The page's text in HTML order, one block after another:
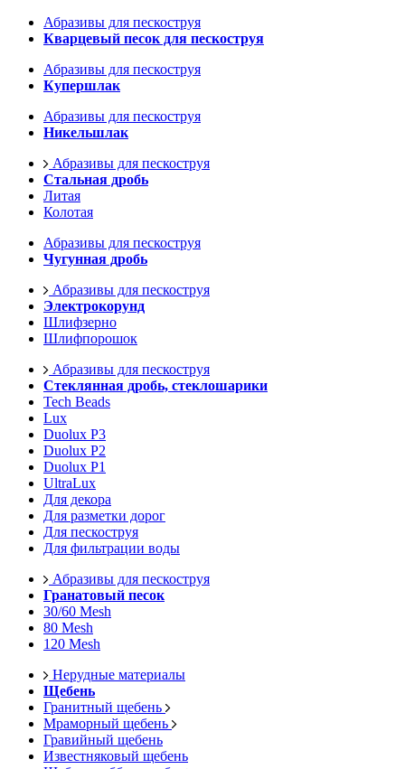
Абразивы для пескоструя
Кварцевый песок для пескоструя
Абразивы для пескоструя
Купершлак
Абразивы для пескоструя
Никельшлак
Абразивы для пескоструя
Стальная дробь
Литая
Колотая
Абразивы для пескоструя
Чугунная дробь
Абразивы для пескоструя
Электрокорунд
Шлифзерно
Шлифпорошок
Абразивы для пескоструя
Стеклянная дробь, стеклошарики
Tech Beads
Lux
Duolux P3
Duolux P2
Duolux P1
UltraLux
Для декора
Для разметки дорог
Для пескоструя
Для фильтрации воды
Абразивы для пескоструя
Гранатовый песок
30/60 Mesh
80 Mesh
120 Mesh
Нерудные материалы
Щебень
Гранитный щебень
Мраморный щебень
Гравийный щебень
Известняковый щебень